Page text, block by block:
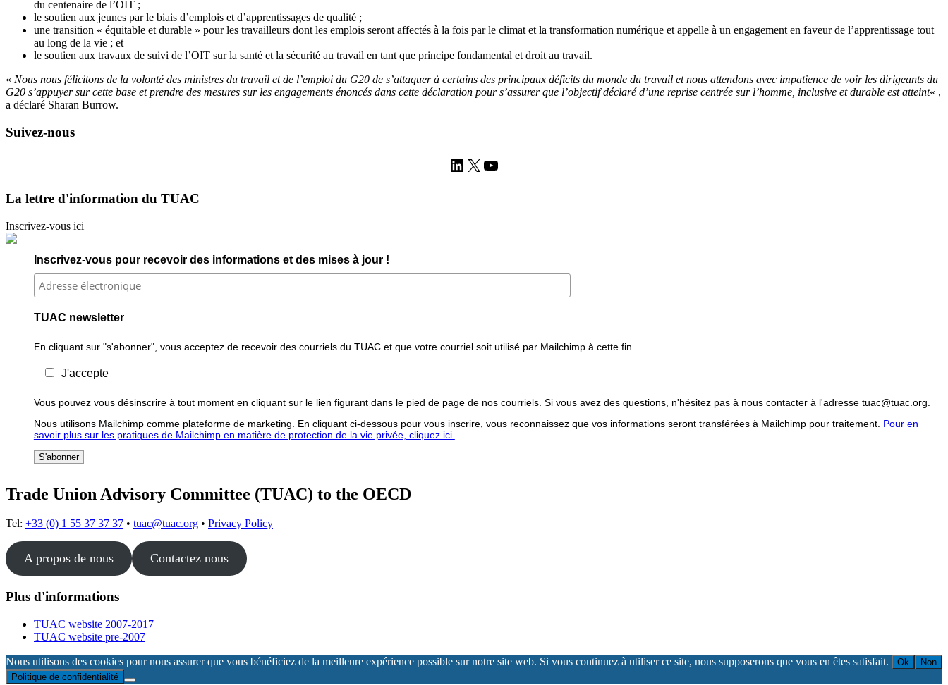
du centenaire de l’OIT ;
le soutien aux jeunes par le biais d’emplois et d’apprentissages de qualité ;
une transition « équitable et durable » pour les travailleurs dont les emplois seront affectés à la fois par le climat et la transformation numérique et appelle à un engagement en faveur de l’apprentissage tout
au long de la vie ; et
le soutien aux travaux de suivi de l’OIT sur la santé et la sécurité au travail en tant que principe fondamental et droit au travail.
« Nous nous félicitons de la volonté des ministres du travail et de l’emploi du G20 de s’attaquer à certains des principaux déficits du monde du travail et nous attendons avec impatience de voir les dirigeants du
G20 s’appuyer sur cette base et prendre des mesures sur les engagements énoncés dans cette déclaration pour s’assurer que l’objectif déclaré d’une reprise centrée sur l’homme, inclusive et durable est atteint« ,
a déclaré Sharan Burrow.
Suivez-nous
LinkedIn
X YouTube
La lettre d'information du TUAC
Inscrivez-vous ici
Inscrivez-vous pour recevoir des informations et des mises à jour !
TUAC newsletter
En cliquant sur "s'abonner", vous acceptez de recevoir des courriels du TUAC et que votre courriel soit utilisé par Mailchimp à cette fin.
J'accepte
Vous pouvez vous désinscrire à tout moment en cliquant sur le lien figurant dans le pied de page de nos courriels. Si vous avez des questions, n'hésitez pas à nous contacter à l'adresse tuac@tuac.org.
Nous utilisons Mailchimp comme plateforme de marketing. En cliquant ci-dessous pour vous inscrire, vous reconnaissez que vos informations seront transférées à Mailchimp pour traitement. Pour en
savoir plus sur les pratiques de Mailchimp en matière de protection de la vie privée, cliquez ici.
Trade Union Advisory Committee (TUAC) to the OECD
Tel: +33 (0) 1 55 37 37 37 • tuac@tuac.org • Privacy Policy
A propos de nous Contactez nous
Plus d'informations
TUAC website 2007-2017
TUAC website pre-2007
Nous utilisons des cookies pour nous assurer que vous bénéficiez de la meilleure expérience possible sur notre site web. Si vous continuez à utiliser ce site, nous supposerons que vous en êtes satisfait. Ok
Non
Politique de confidentialité